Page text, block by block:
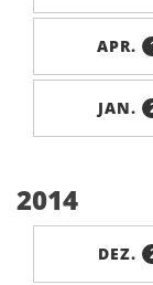
APR.
JAN.
2014
DEZ.